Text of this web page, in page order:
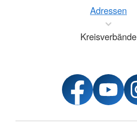
Adressen
Kreisverbände